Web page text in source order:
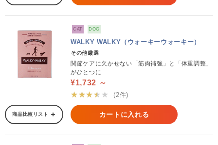
CAT DOG
WALKY WALKY（ウォーキーウォーキー）
その他厳選
関節ケアに欠かせない「筋肉補強」と「体重調整」
がひとつに
¥1,732 ～
★★★★★
(2件)
商品比較リスト カートに入れる